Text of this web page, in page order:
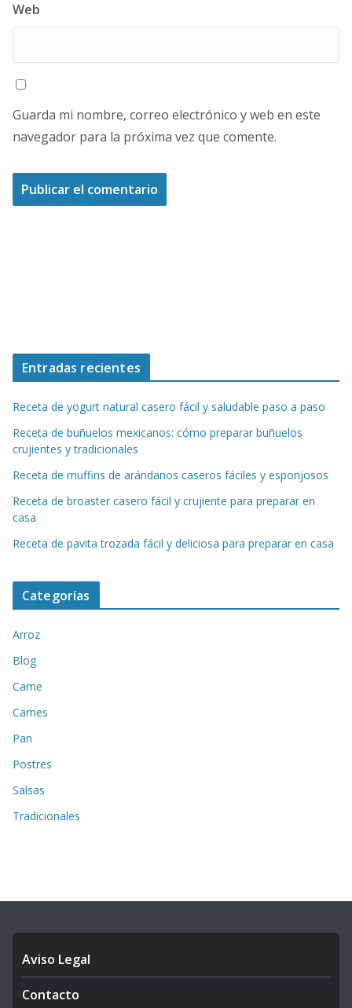
Web
Guarda mi nombre, correo electrónico y web en este
navegador para la próxima vez que comente.
Entradas recientes
Receta de yogurt natural casero fácil y saludable paso a paso
Receta de buñuelos mexicanos: cómo preparar buñuelos
crujientes y tradicionales
Receta de muffins de arándanos caseros fáciles y esponjosos
Receta de broaster casero fácil y crujiente para preparar en
casa
Receta de pavita trozada fácil y deliciosa para preparar en casa
Categorías
Arroz
Blog
Carne
Carnes
Pan
Postres
Salsas
Tradicionales
Aviso Legal
Contacto